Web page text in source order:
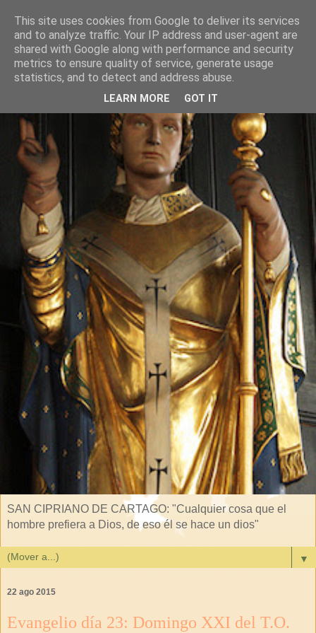
SAN CIPRIANO DE CARTAGO: "Cualquier cosa que el
hombre prefiera a Dios, de eso él se hace un dios"
▼
22 ago 2015
Evangelio día 23: Domingo XXI del T.O.
This site uses cookies from Google to deliver its services
and to analyze traffic. Your IP address and user-agent are
shared with Google along with performance and security
metrics to ensure quality of service, generate usage
statistics, and to detect and address abuse.
LEARN MORE GOT IT